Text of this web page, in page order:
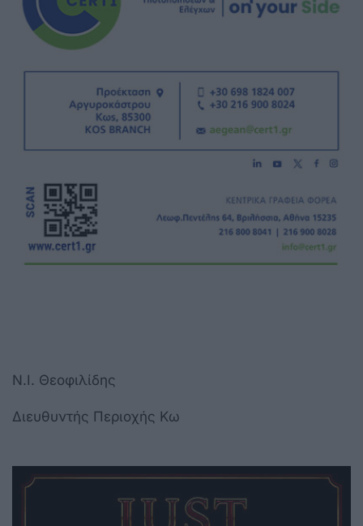
Ν.Ι. Θεοφιλίδης
Διευθυντής Περιοχής Κω